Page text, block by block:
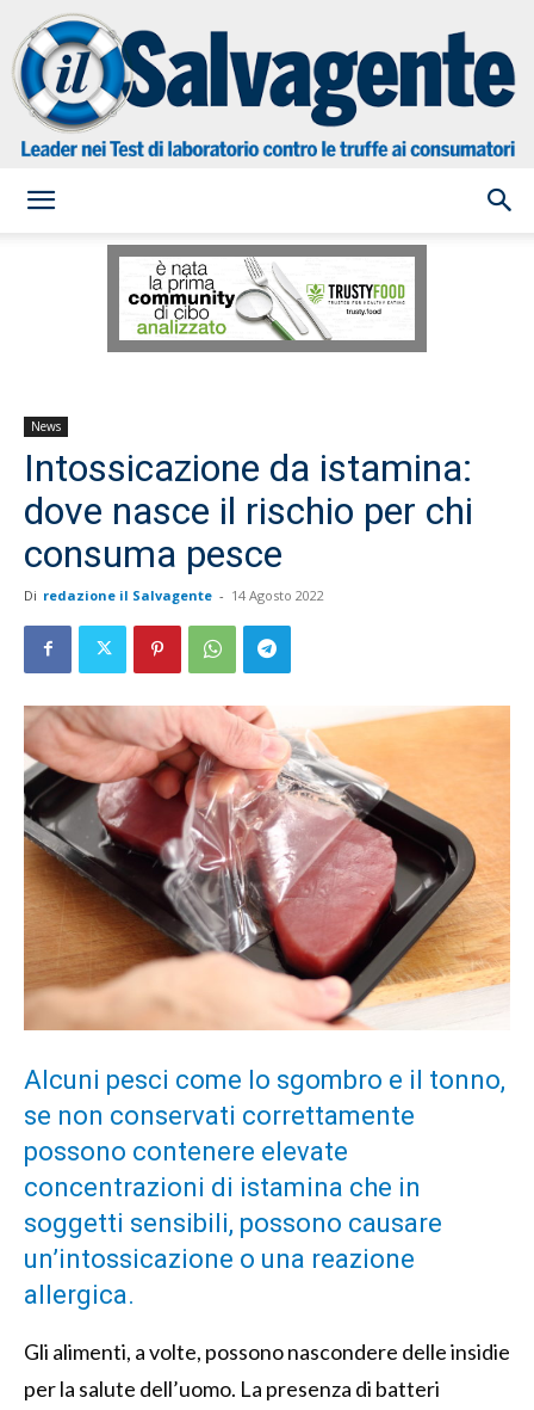
Salvagente
News
Intossicazione da istamina:
dove nasce il rischio per chi
consuma pesce
Di redazione il Salvagente - 14 Agosto 2022
Alcuni pesci come lo sgombro e il tonno,
se non conservati correttamente
possono contenere elevate
concentrazioni di istamina che in
soggetti sensibili, possono causare
un’intossicazione o una reazione
allergica.
Gli alimenti, a volte, possono nascondere delle insidie
per la salute dell’uomo. La presenza di batteri